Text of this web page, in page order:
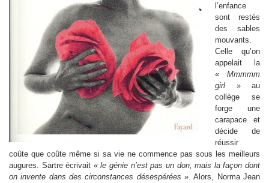
l’enfance
sont restés
des sables
mouvants.
Celle qu’on
appelait la
« Mmmmm
girl » au
collège se
forge une
carapace et
décide de
réussir
coûte que coûte même si sa vie ne commence pas sous les meilleurs
augures. Sartre écrivait «le génie n’est pas un don, mais la façon dont
on invente dans des circonstances désespérées ». Alors, Norma Jean